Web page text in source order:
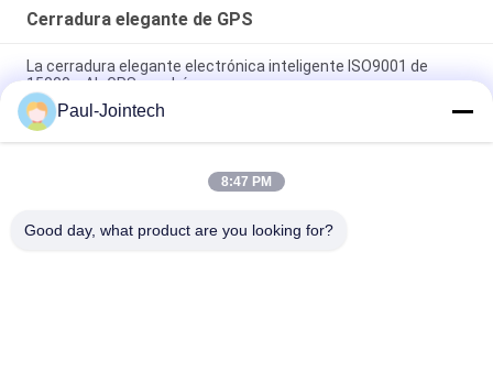
Cerradura elegante de GPS
La cerradura elegante electrónica inteligente ISO9001 de
15000mAh GPS aprobó
Envase de la cerradura del sello de Jointech JT705A GPS que
supervisa el cargo GPS de la seguridad que sigue el candado
La cerradura electrónica elegante ROHS del envase de
Paul-Jointech
8:47 PM
Good day, what product are you looking for?